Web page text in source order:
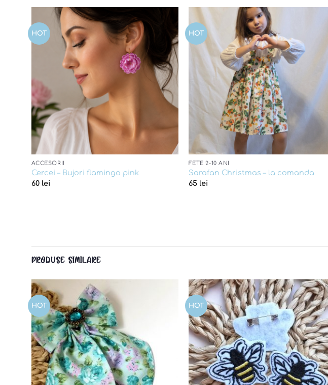
HOT
ACCESORII
Cercei – Bujori flamingo pink
60 lei
HOT
FETE 2-10 ANI
Sarafan Christmas – la comanda
65 lei
PRODUSE SIMILARE
HOT HOT
Add to
wishlist